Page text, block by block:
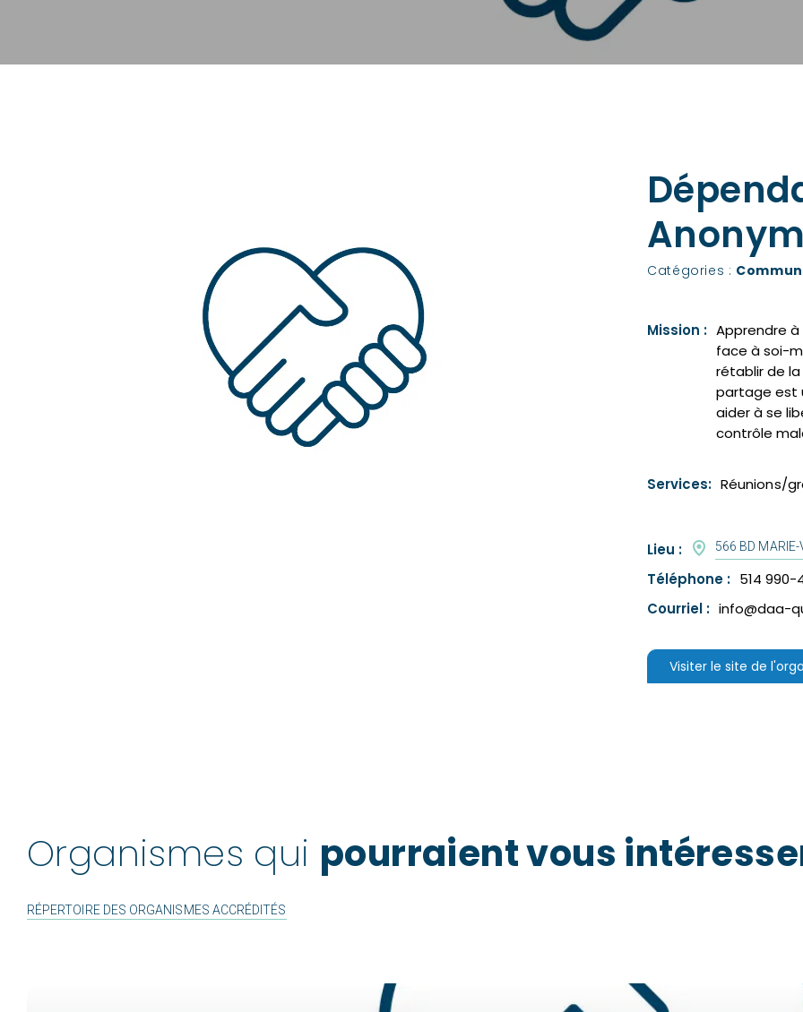
Catégories :
Mission : Apprendre
face à soi-
rétablir de
partage est
aider à se
contrôle
Services: Réunions/
Lieu : 566 BD MARIE-
Téléphone : 514 990-
Courriel : info@daa-
Visiter le site de
Organismes qui pourraient vous
RÉPERTOIRE DES ORGANISMES ACCRÉDITÉS